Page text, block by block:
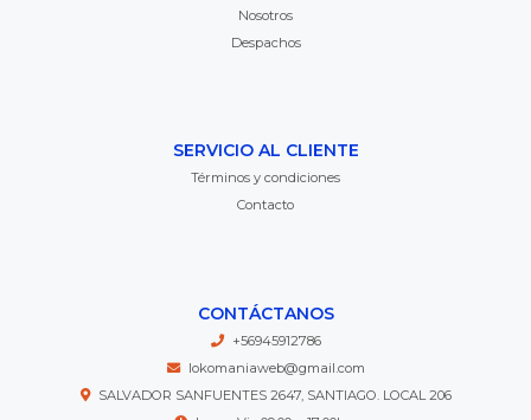
Nosotros
Despachos
SERVICIO AL CLIENTE
Términos y condiciones
Contacto
CONTÁCTANOS
+56945912786
lokomaniaweb@gmail.com
SALVADOR SANFUENTES 2647, SANTIAGO. LOCAL 206